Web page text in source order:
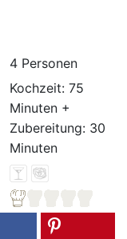
4 Personen
Kochzeit: 75
Minuten +
Zubereitung: 30
Minuten